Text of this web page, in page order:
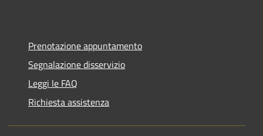
Prenotazione appuntamento
Segnalazione disservizio
Leggi le FAQ
Richiesta assistenza